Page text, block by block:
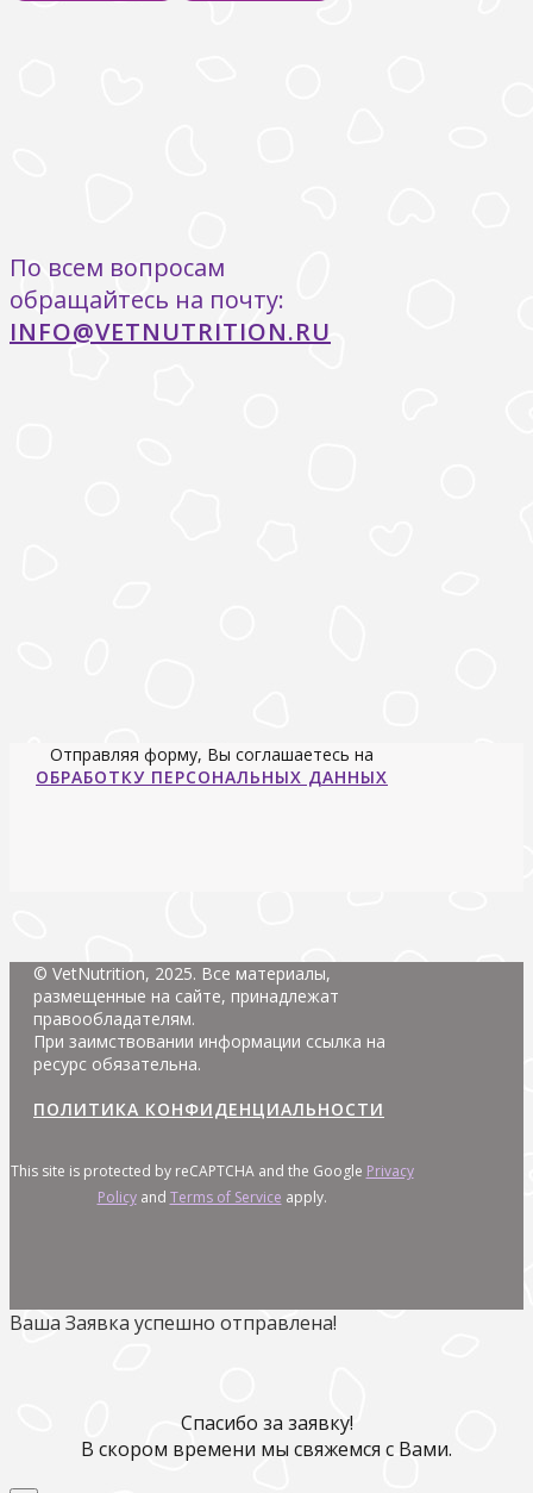
По всем вопросам ​
обращайтесь на почту:
INFO@VETNUTRITION.RU
Отправляя форму, Вы соглашаетесь на
ОБРАБОТКУ ПЕРСОНАЛЬНЫХ ДАННЫХ
© VetNutrition, 2025. Все материалы,
размещенные на сайте, принадлежат
правообладателям.
При заимствовании информации ссылка на
ресурс обязательна.
ПОЛИТИКА КОНФИДЕНЦИАЛЬНОСТИ
This site is protected by reCAPTCHA and the Google Privacy
Policyand Terms of Service apply.
Ваша Заявка успешно отправлена!
Спасибо за заявку!
В скором времени мы свяжемся с Вами.